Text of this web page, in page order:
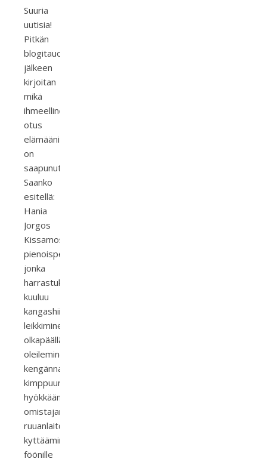
Suuria
uutisia!
Pitkän
blogitauon
jälkeen
kirjoitan
mikä
ihmeellinen
otus
elämääni
on
saapunut.
Saanko
esitellä:
Hania
Jorgos
Kissamos,
pienoispeto
jonka
harrastuksiin
kuuluu
kangashiirellä
leikkiminen,
olkapäällä
oleileminen,
kengännauhojen
kimppuun
hyökkääminen,
omistajan
ruuanlaiton
kyttääminen,
föönille